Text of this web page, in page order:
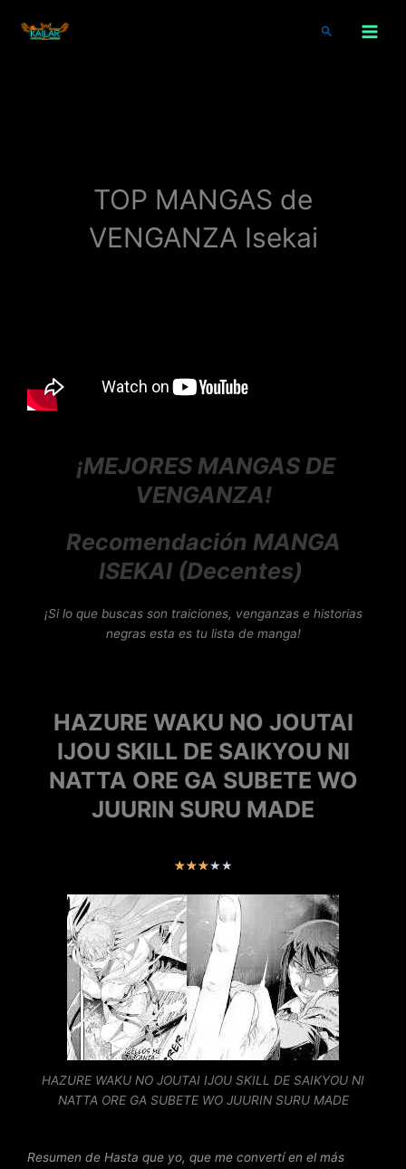
Buscar
TOP MANGAS de
VENGANZA Isekai
¡MEJORES MANGAS DE
VENGANZA!
Recomendación MANGA
ISEKAI (Decentes)
¡Si lo que buscas son traiciones, venganzas e historias
negras esta es tu lista de manga!
HAZURE WAKU NO JOUTAI
IJOU SKILL DE SAIKYOU NI
NATTA ORE GA SUBETE WO
JUURIN SURU MADE
★★★★★V
l
o
a
d
o
n
3
d
HAZURE WAKU NO JOUTAI IJOU SKILL DE SAIKYOU NI
NATTA ORE GA SUBETE WO JUURIN SURU MADE
Resumen de Hasta que yo, que me convertí en el más